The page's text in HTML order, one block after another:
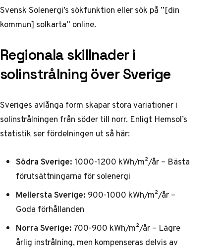
Svensk Solenergi’s sökfunktion eller sök på ”[din
kommun] solkarta” online.
Regionala skillnader i
solinstrålning över Sverige
Sveriges avlånga form skapar stora variationer i
solinstrålningen från söder till norr. Enligt Hemsol’s
statistik ser fördelningen ut så här:
Södra Sverige: 1000-1200 kWh/m²/år – Bästa
förutsättningarna för solenergi
Mellersta Sverige: 900-1000 kWh/m²/år –
Goda förhållanden
Norra Sverige:700-900 kWh/m²/år – Lägre
årlig instrålning, men kompenseras delvis av